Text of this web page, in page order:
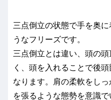
三点倒立の状態で手を奥
うなフリーズです。
三点倒立とは違い、頭の
く、頭を入れることで後
なります。肩の柔軟をし
を張るような態勢を意識